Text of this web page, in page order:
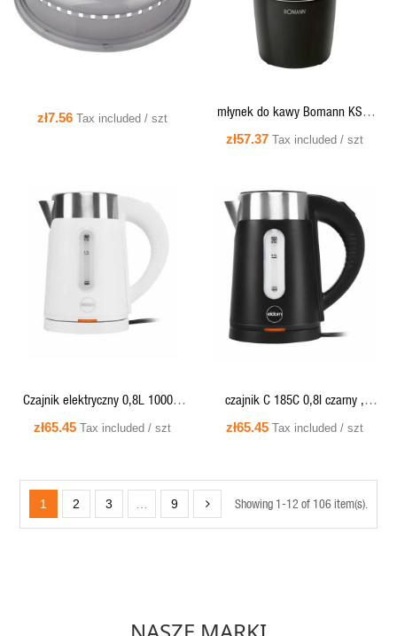
zł7.56 Tax included / szt
młynek do kawy Bomann KSW
3088 czarny ,150W
zł57.37 Tax included / szt
QUICK VIEW
Czajnik elektryczny 0,8L 1000W
biały C185B, inox/PP Eldom
zł65.45 Tax included / szt
QUICK VIEW
czajnik C 185C 0,8l czarny ,
inox/PP, 1000W Eldom
zł65.45 Tax included / szt
1 2 3 … 9 Showing 1-12 of 106 item(s).